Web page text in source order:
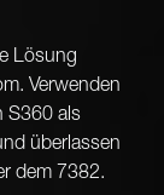
Lösung
Verwenden
S360 als
überlassen
dem 7382.